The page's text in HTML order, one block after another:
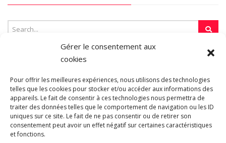
Gérer le consentement aux
cookies
Pour offrir les meilleures expériences, nous utilisons des technologies
telles que les cookies pour stocker et/ou accéder aux informations des
appareils. Le fait de consentir à ces technologies nous permettra de
traiter des données telles que le comportement de navigation ou les ID
uniques sur ce site. Le fait de ne pas consentir ou de retirer son
consentement peut avoir un effet négatif sur certaines caractéristiques
et fonctions.
SUR LA TOILE…
Blogroll